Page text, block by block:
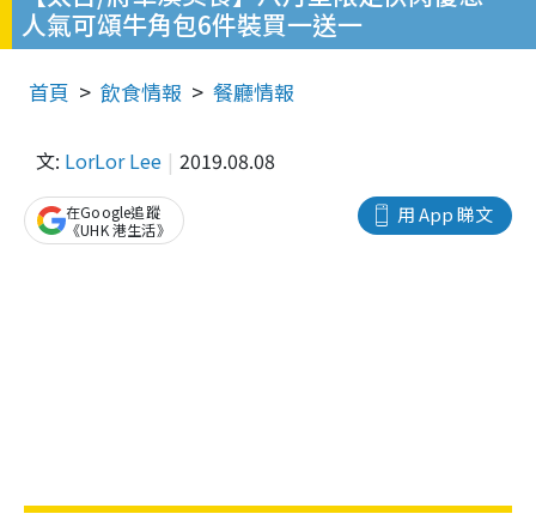
人氣可頌牛角包6件裝買一送一
首頁 飲食情報 餐廳情報
文: LorLor Lee 2019.08.08
用 App 睇文
在Google追蹤
《UHK 港生活》